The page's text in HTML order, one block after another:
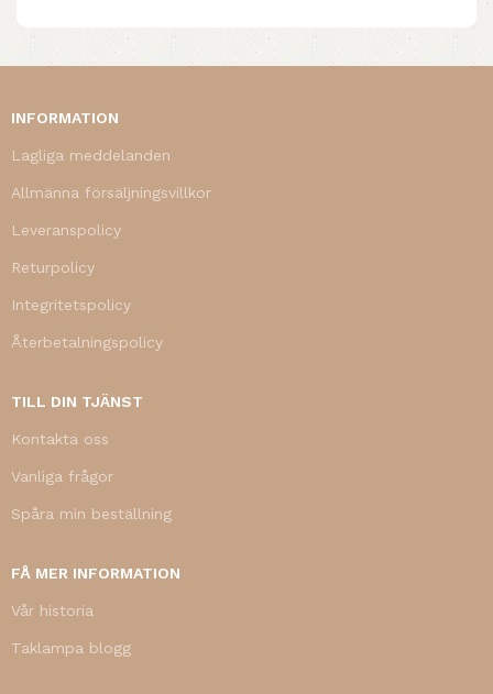
INFORMATION
Lagliga meddelanden
Allmänna försäljningsvillkor
Leveranspolicy
Returpolicy
Integritetspolicy
Återbetalningspolicy
TILL DIN TJÄNST
Kontakta oss
Vanliga frågor
Spåra min beställning
FÅ MER INFORMATION
Vår historia
Taklampa blogg